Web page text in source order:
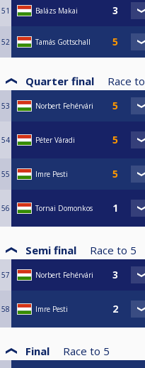
51 Balázs Makai
52 Tamás Gottschall
Quarter final Race to
53 Norbert Fehérvári
54 Péter Váradi
55 Imre Pesti
56 Tornai Domonkos
Semi final Race to 5
57 Norbert Fehérvári
58 Imre Pesti
Final Race to 5